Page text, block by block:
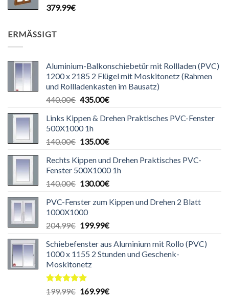
379.99€
ERMÄSSIGT
Aluminium-Balkonschiebetür mit Rollladen (PVC)
1200 x 2185 2 Flügel mit Moskitonetz (Rahmen
und Rollladenkasten im Bausatz)
440.00€ Ursprünglicher
war:
440.00€
435.00€Aktueller
ist:
Links Kippen & Drehen Praktisches PVC-Fenster
500X1000 1h
140.00€ Ursprünglicher
war:
140.00€
135.00€Aktueller
ist:
135.00€.
Rechts Kippen und Drehen Praktisches PVC-
Fenster 500X1000 1h
140.00€ Ursprünglicher
war:
140.00€
130.00€Aktueller
ist:
PVC-Fenster zum Kippen und Drehen 2 Blatt
1000X1000
204.99€ Ursprünglicher
war:
204.99€
199.99€Aktueller
ist:
199.99€.
Schiebefenster aus Aluminium mit Rollo (PVC)
1000 x 1155 2 Stunden und Geschenk-
Moskitonetz
Bewertet
199.99€ Ursprünglicher
169.99€Aktueller